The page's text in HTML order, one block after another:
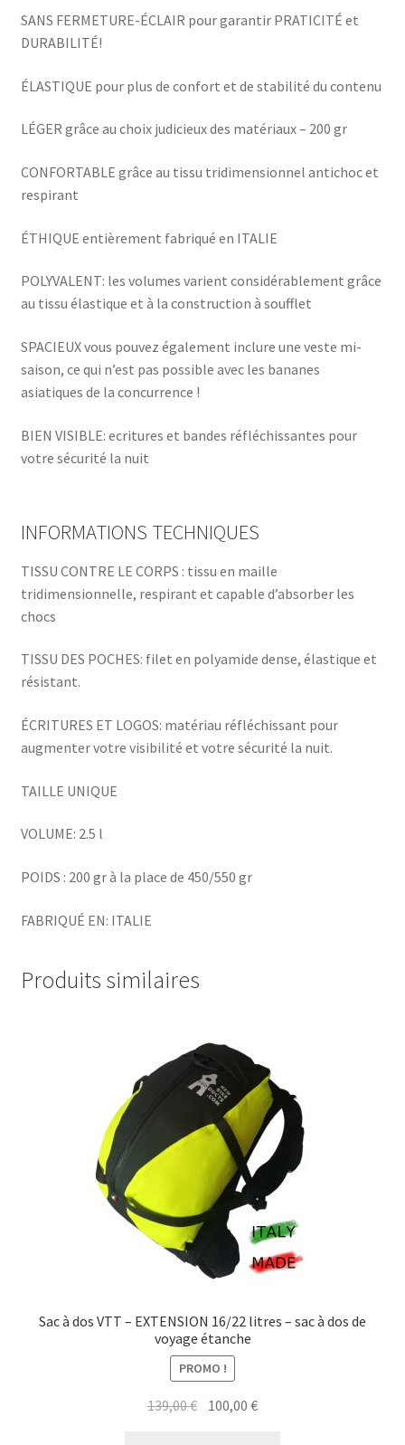
SANS FERMETURE-ÉCLAIR pour garantir PRATICITÉ et
DURABILITÉ!
ÉLASTIQUE pour plus de confort et de stabilité du contenu
LÉGER grâce au choix judicieux des matériaux – 200 gr
CONFORTABLE grâce au tissu tridimensionnel antichoc et
respirant
ÉTHIQUE entièrement fabriqué en ITALIE
POLYVALENT: les volumes varient considérablement grâce
au tissu élastique et à la construction à soufflet
SPACIEUX vous pouvez également inclure une veste mi-
saison, ce qui n’est pas possible avec les bananes
asiatiques de la concurrence !
BIEN VISIBLE: ecritures et bandes réfléchissantes pour
votre sécurité la nuit
INFORMATIONS TECHNIQUES
TISSU CONTRE LE CORPS : tissu en maille
tridimensionnelle, respirant et capable d’absorber les
chocs
TISSU DES POCHES: filet en polyamide dense, élastique et
résistant.
ÉCRITURES ET LOGOS: matériau réfléchissant pour
augmenter votre visibilité et votre sécurité la nuit.
TAILLE UNIQUE
VOLUME: 2.5 l
POIDS : 200 gr à la place de 450/550 gr
FABRIQUÉ EN: ITALIE
Produits similaires
Sac à dos VTT – EXTENSION 16/22 litres – sac à dos de
voyage étanche
PROMO !
139,00€ Le100,00€Le